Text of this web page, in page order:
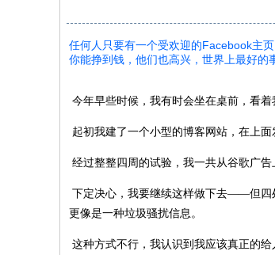
任何人只要有一个受欢迎的Facebook主
你能挣到钱，他们也高兴，世界上最好的
今年早些时候，我有时会坐在桌前，看着
起初我建了一个小型的博客网站，在上
经过整整四周的试验，我一共从谷歌广告
下定决心，我要继续这样做下去——但四
更像是一种垃圾骚扰信息。
这种方式不行，我认识到我应该真正的